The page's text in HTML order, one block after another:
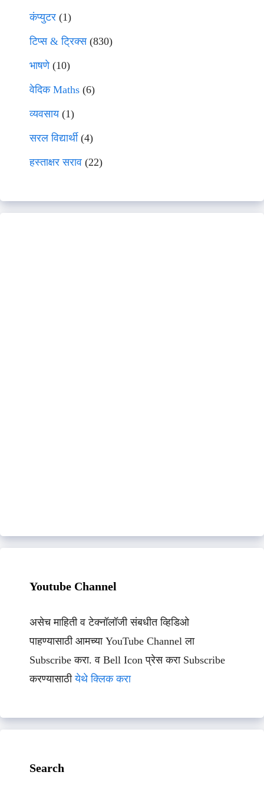
कंप्युटर (1)
टिप्स & ट्रिक्स(830)
भाषणे(10)
वेदिक Maths (6)
व्यवसाय(1)
सरल विद्यार्थी(4)
हस्ताक्षर सराव (22)
Youtube Channel
असेच माहिती व टेक्नॉलॉजी संबधीत व्हिडिओ
पाहण्यासाठी आमच्या YouTube Channel ला
Subscribe करा. व Bell Icon प्रेस करा Subscribe
करण्यासाठीयेथे क्लिक करा
Search